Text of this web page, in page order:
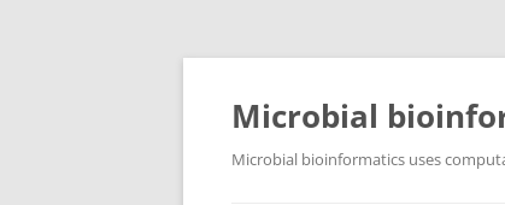
Skip
content
Microbial
Microbial bioinformatics uses